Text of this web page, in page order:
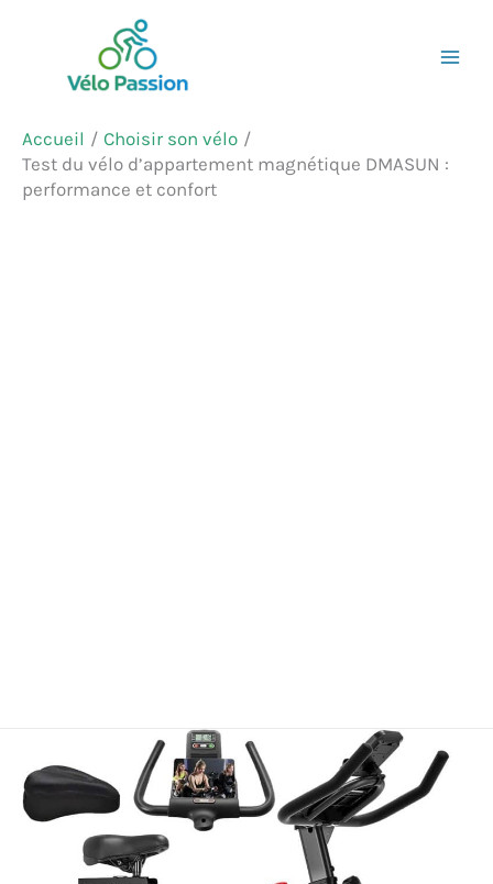
contenu
Accueil
Choisir son vélo
Test du vélo d’appartement magnétique DMASUN :
performance et confort